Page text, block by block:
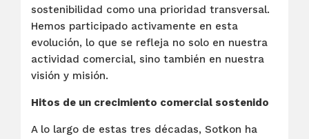
sostenibilidad como una prioridad transversal.
Hemos participado activamente en esta
evolución, lo que se refleja no solo en nuestra
actividad comercial, sino también en nuestra
visión y misión.
Hitos de un crecimiento comercial sostenido
A lo largo de estas tres décadas, Sotkon ha